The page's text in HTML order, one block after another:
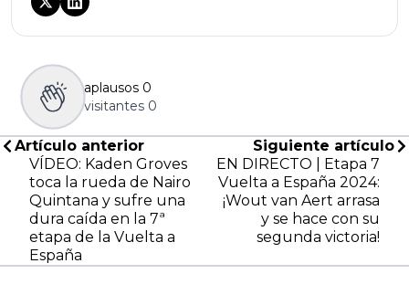
aplausos 0
visitantes 0
Artículo anterior
VÍDEO: Kaden Groves
toca la rueda de Nairo
Quintana y sufre una
dura caída en la 7ª
etapa de la Vuelta a
España
Siguiente artículo
EN DIRECTO | Etapa 7
Vuelta a España 2024:
¡Wout van Aert arrasa
y se hace con su
segunda victoria!